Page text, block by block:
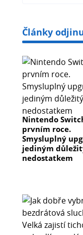
Články
Nintendo
prvním roce.
Smysluplný
jediným
nedostatkem